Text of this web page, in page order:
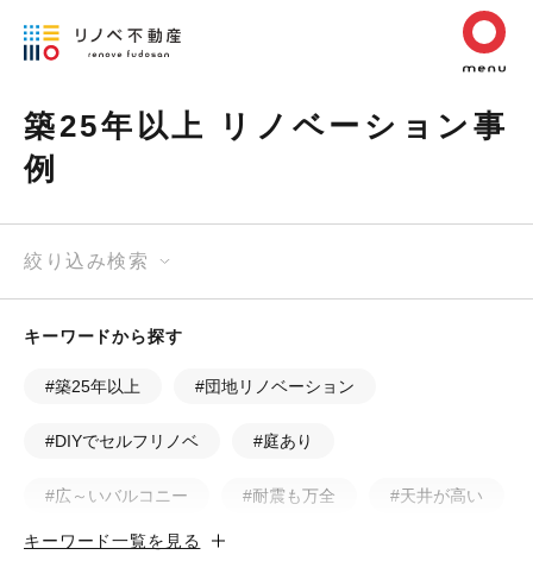
築25年以上 リノベーション事
例
絞り込み検索
キーワードから探す
#築25年以上 #団地リノベーション
#DIYでセルフリノベ #庭あり
#広～いバルコニー #耐震も万全 #天井が高い
#カフェ風 #昭和レトロ
キーワード一覧を見る